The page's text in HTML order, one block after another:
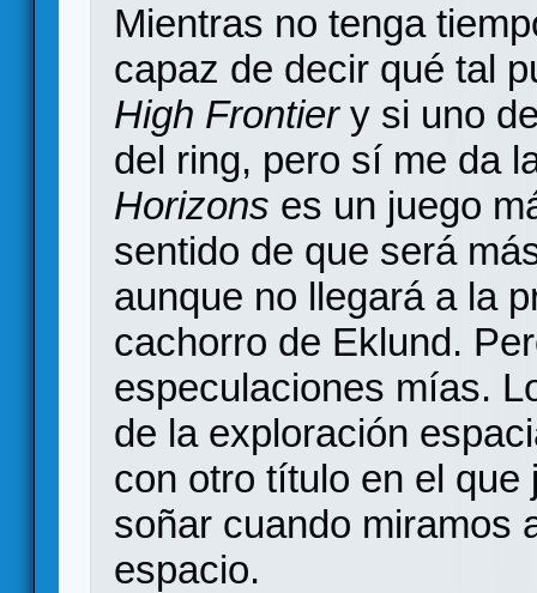
Mientras no tenga
capaz de decir qué tal
High Frontiery si uno
del ring, pero sí me da
Horizons es un juego
sentido de que será
aunque no llegará a la
cachorro de Eklund.
especulaciones mías.
de la exploración
con otro título en el
soñar cuando miramos
espacio.